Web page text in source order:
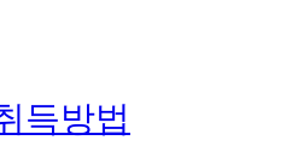
득방법